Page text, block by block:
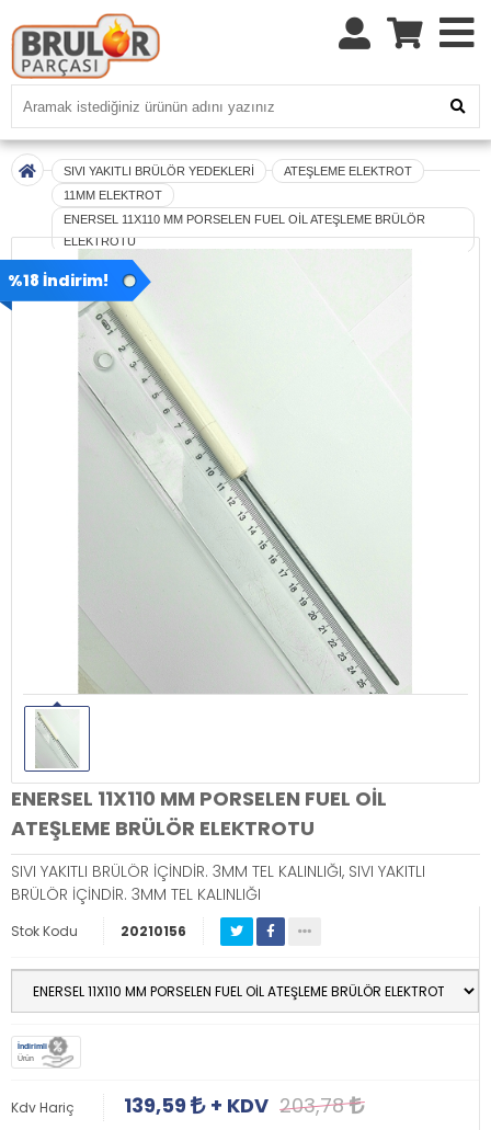
SIVI YAKITLI BRÜLÖR YEDEKLERİ
ATEŞLEME ELEKTROT
11MM ELEKTROT
ENERSEL 11X110 MM PORSELEN FUEL OİL ATEŞLEME BRÜLÖR
ELEKTROTU
%18 İndirim!
ENERSEL 11X110 MM PORSELEN FUEL OİL
ATEŞLEME BRÜLÖR ELEKTROTU
SIVI YAKITLI BRÜLÖR İÇİNDİR. 3MM TEL KALINLIĞI, SIVI YAKITLI
BRÜLÖR İÇİNDİR. 3MM TEL KALINLIĞI
Stok Kodu 20210156
İndirimli
Ürün
Kdv Hariç 139,59 + KDV 203,78